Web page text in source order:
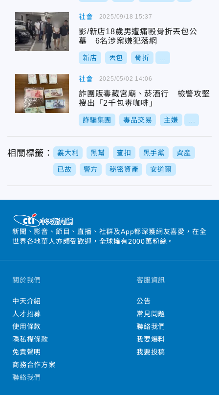
社會
影/新店18歲男遭痛毆骨折丟包公
墓 6名涉案嫌犯落網
新店 丟包 骨折
2025/09/18 15:37
社會
詐團販毒藏宮廟、菸酒行 檢警攻堅
搜出「2千包毒咖啡」
詐騙集團 毒品交易 主嫌
2025/05/02 14:06
相關標籤： 義大利 黑幫 查扣 黑手黨 資產
已故 警方 秘密資產 安道爾
新聞、影音、節目、直播、社群及App都深獲網友喜愛，在全
世界各地華人亦頗受歡迎，全球擁有2000萬粉絲。
關於我們
中天介紹
人才招募
使用條款
隱私權條款
免責聲明
商務合作方案
客服資訊
公告
常見問題
聯絡我們
我要爆料
我要投稿
聯絡我們